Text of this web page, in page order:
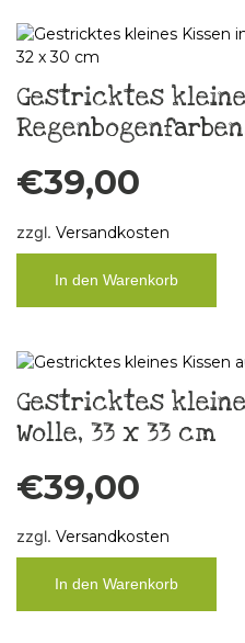
Gestricktes
€39,00
zzgl. Versandkosten
In den Warenkorb
Gestricktes
Wolle, 33 x 33 cm
€39,00
zzgl. Versandkosten
In den Warenkorb